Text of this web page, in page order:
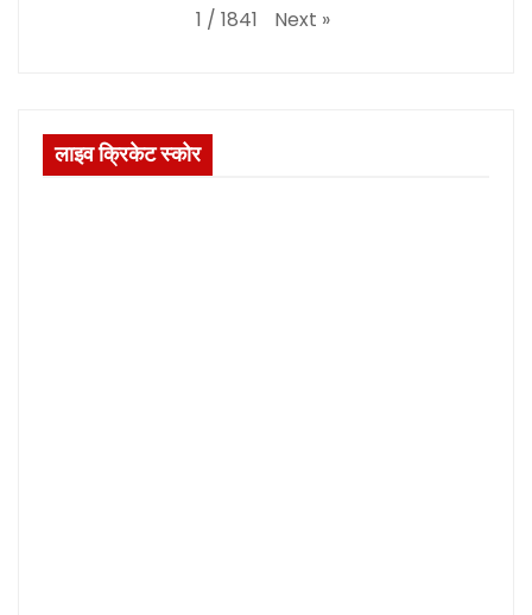
1 / 1841 Next »
लाइव क्रिकेट स्कोर